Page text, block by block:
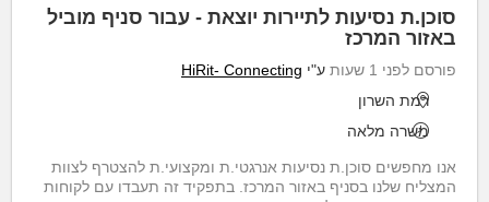
סוכן.ת נסיעות לתיירות יוצאת - עבור סניף מוביל
באזור המרכז
פורסם לפני 1 שעות ע"י HiRit- Connecting
רמת השרון
משרה מלאה
אנו מחפשים סוכן.ת נסיעות אנרגטי.ת ומקצועי.ת להצטרף לצוות
המצליח שלנו בסניף באזור המרכז. בתפקיד זה תעבדו עם לקוחות